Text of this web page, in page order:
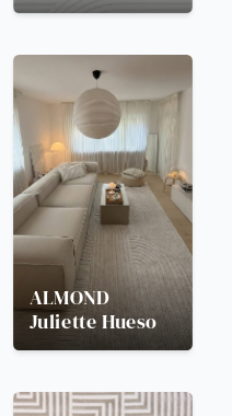
ALMOND
Juliette Hueso